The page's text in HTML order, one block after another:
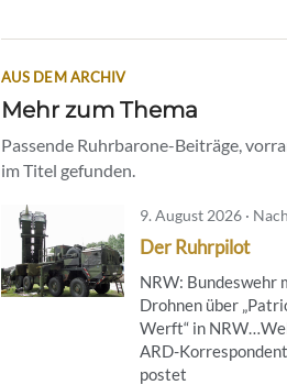
AUS DEM ARCHIV
Mehr zum Thema
Passende Ruhrbarone-Beiträge,
im Titel gefunden.
9. August 2026 ·
Der Ruhrpilot
NRW: Bundeswehr
Drohnen über
Werft“ in
ARD-
postet